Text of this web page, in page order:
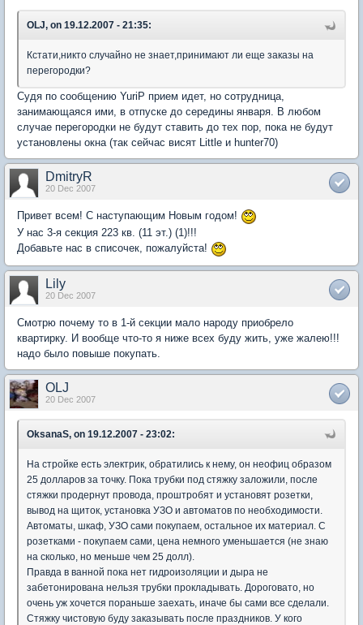
OLJ, on 19.12.2007 - 21:35:
Кстати,никто случайно не знает,принимают ли еще заказы на
перегородки?
Судя по сообщению YuriP прием идет, но сотрудница,
занимающаяся ими, в отпуске до середины января. В любом
случае перегородки не будут ставить до тех пор, пока не будут
установлены окна (так сейчас висят Little и hunter70)
DmitryR
20 Dec 2007
Привет всем! С наступающим Новым годом!
У нас 3-я секция 223 кв. (11 эт.) (1)!!!
Добавьте нас в списочек, пожалуйста!
Lily
20 Dec 2007
Смотрю почему то в 1-й секции мало народу приобрело
квартирку. И вообще что-то я ниже всех буду жить, уже жалею!!!
надо было повыше покупать.
OLJ
20 Dec 2007
OksanaS, on 19.12.2007 - 23:02:
На стройке есть электрик, обратились к нему, он неофиц образом
25 долларов за точку. Пока трубки под стяжку заложили, после
стяжки продернут провода, проштробят и установят розетки,
вывод на щиток, установка УЗО и автоматов по необходимости.
Автоматы, шкаф, УЗО сами покупаем, остальное их материал. С
розетками - покупаем сами, цена немного уменьшается (не знаю
на сколько, но меньше чем 25 долл).
Правда в ванной пока нет гидроизоляции и дыра не
забетонирована нельзя трубки прокладывать. Дороговато, но
очень уж хочется пораньше заехать, иначе бы сами все сделали.
Стяжку чистовую буду заказывать после праздников. У кого